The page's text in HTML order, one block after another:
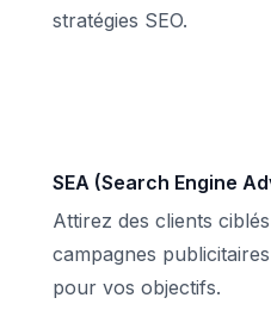
stratégies SEO.
SEA (Search Engine
Attirez des clients
campagnes
pour vos objectifs.